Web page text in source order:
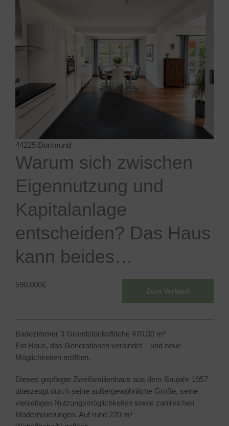
44225 Dortmund
Warum sich zwischen
Eigennutzung und
Kapitalanlage
entscheiden? Das Haus
kann beides…
590.000€
Zum Verkauf
Badezimmer 3 Grundstücksfläche 470,00 m²
Ein Haus, das Generationen verbindet – und neue
Möglichkeiten eröffnet.
Dieses gepflegte Zweifamilienhaus aus dem Baujahr 1957
überzeugt durch seine außergewöhnliche Größe, seine
vielseitigen Nutzungsmöglichkeiten sowie zahlreichen
Modernisierungen. Auf rund 220 m²